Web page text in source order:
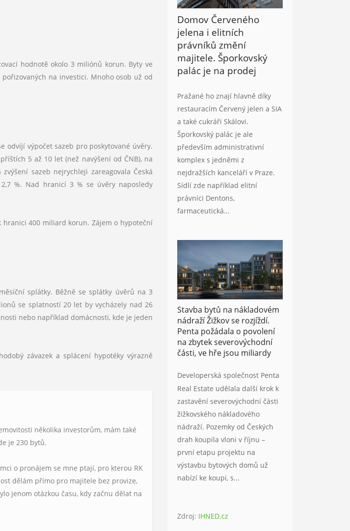
hodnotě okolo 3 miliónů korun. Byty ve
na investici. Mnoho osob už od
odvíjí výpočet sazeb pro poskytované úvěry.
5 až 10 let (než navýšení od ČNB), na
sazeb nejrychleji zareagovala Česká
%. Nad hranicí 3 % se úvěry naposledy
400 miliard korun. Zájem o hypoteční
splátky. Běžně se splátky úvěrů na 3
se splatností 20 let by vycházely nad 26
nebo například domácnosti, kde je jeden
závazek a splácení hypotéky výrazně
několika investorům, mám také
je 230 bytů.
o pronájem se mne ptají, pro kterou RK
dělám přímo pro majitele bez provize,
jenom otázkou času, kdy začnu dělat na
Domov Červeného
jelena i elitních
právníků změní
majitele. Šporkovský
palác je na prodej
Pražané ho znají hlavně díky
restauracím Červený jelen a SIA
a také cukráři Skálovi.
Šporkovský palác je ale
především administrativní
komplex s jedněmi z
nejdražších kanceláří v Praze.
Sídlí zde například elitní
právníci Dentons,
farmaceutická...
Stavba bytů na nákladovém
nádraží Žižkov se rozjíždí.
Penta požádala o povolení
na zbytek severovýchodní
části, ve hře jsou miliardy
Developerská společnost Penta
Real Estate udělala další krok k
zastavění severovýchodní části
žižkovského nákladového
nádraží. Pozemky od Českých
drah koupila vloni v říjnu –
první etapu projektu na
výstavbu bytových domů už
nabízí ke koupi, s...
Zdroj: IHNED.cz